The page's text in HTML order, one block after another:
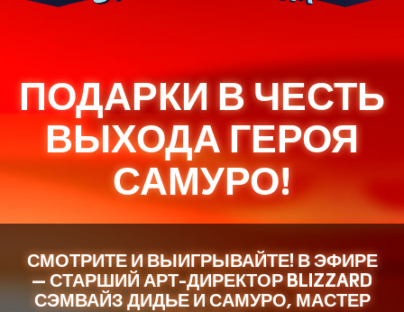
ПОДАРКИ В ЧЕСТЬ
ВЫХОДА ГЕРОЯ
САМУРО!
СМОТРИТЕ И ВЫИГРЫВАЙТЕ! В ЭФИРЕ
— СТАРШИЙ АРТ-ДИРЕКТОР BLIZZARD
СЭМВАЙЗ ДИДЬЕ И САМУРО, МАСТЕР